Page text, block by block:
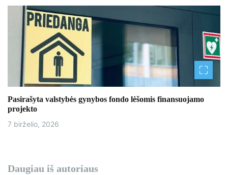
Pasirašyta valstybės gynybos fondo lėšomis finansuojamo
projekto
7 birželio, 2026
Daugiau iš autoriaus